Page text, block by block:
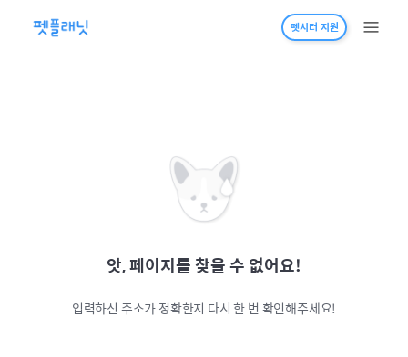
펫시터 지원
앗, 페이지를 찾을 수 없어요!
입력하신 주소가 정확한지 다시 한 번 확인해주세요!